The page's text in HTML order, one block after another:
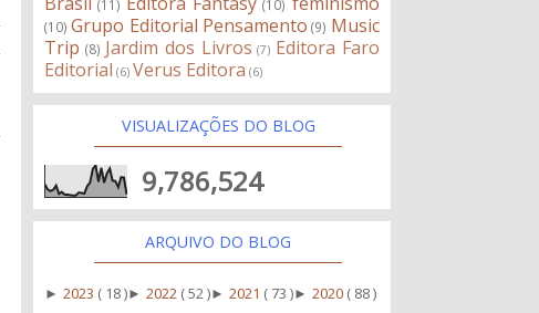
(11) (10)
(10) Grupo Editorial Pensamento (9) Music
Trip (8) Jardim dos Livros (7) Editora Faro
Editorial (6) Verus Editora (6)
VISUALIZAÇÕES DO BLOG
9,786,524
ARQUIVO DO BLOG
►2023 ( 18 )►2022 ( 52 )►2021 ( 73 )►2020 ( 88 )